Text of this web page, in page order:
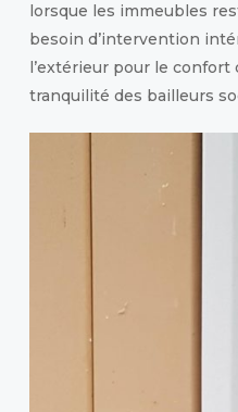
lorsque les immeubles
besoin d’intervention
l’extérieur pour le
tranquilité des bailleurs